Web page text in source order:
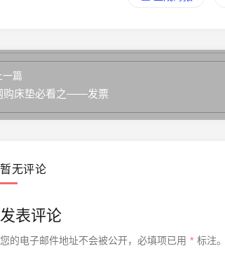
一篇
购床垫必看之——发票
暂无评论
发表评论
您的电子邮件地址不会被公开， 必填项已用 * 标注。